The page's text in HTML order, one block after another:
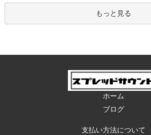
もっと見る
ホーム
ブログ
支払い方法について